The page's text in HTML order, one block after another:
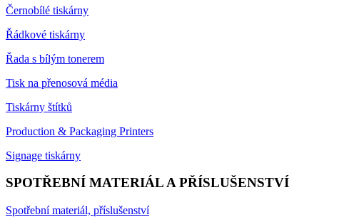
Černobílé tiskárny
Řádkové tiskárny
Řada s bílým tonerem
Tisk na přenosová média
Tiskárny štítků
Production & Packaging Printers
Signage tiskárny
SPOTŘEBNÍ MATERIÁL A PŘÍSLUŠENSTVÍ
Spotřební materiál, příslušenství